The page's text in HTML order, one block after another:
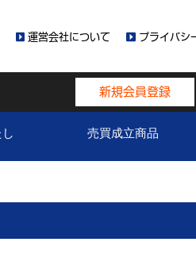
運営会社について プライバシ
新規会員登録
売買成立商品